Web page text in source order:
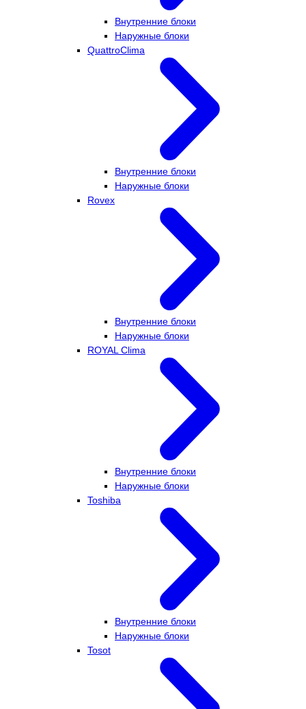
Внутренние блоки
Наружные блоки
QuattroClima
Внутренние блоки
Наружные блоки
Rovex
Внутренние блоки
Наружные блоки
ROYAL Clima
Внутренние блоки
Наружные блоки
Toshiba
Внутренние блоки
Наружные блоки
Tosot